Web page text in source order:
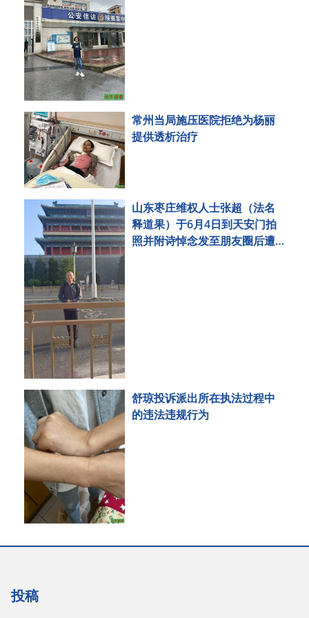
常州当局施压医院拒绝为杨丽
提供透析治疗
山东枣庄维权人士张超（法名
释道果）于6月4日到天安门拍
照并附诗悼念发至朋友圈后遭
舒琼投诉派出所在执法过程中
的违法违规行为
投稿